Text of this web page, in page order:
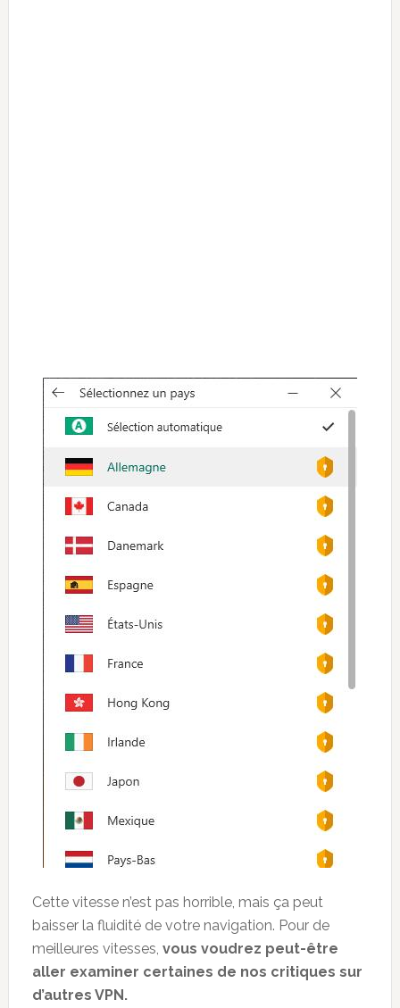
Cette vitesse n’est pas horrible, mais ça peut
baisser la fluidité de votre navigation. Pour de
meilleures vitesses, vous voudrez peut-être
aller examiner certaines de nos critiques sur
d’autres VPN.